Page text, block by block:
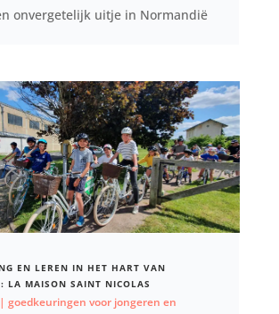
onvergetelijk uitje in Normandië
EN LEREN IN HET HART VAN
LA MAISON SAINT NICOLAS
goedkeuringen voor jongeren en